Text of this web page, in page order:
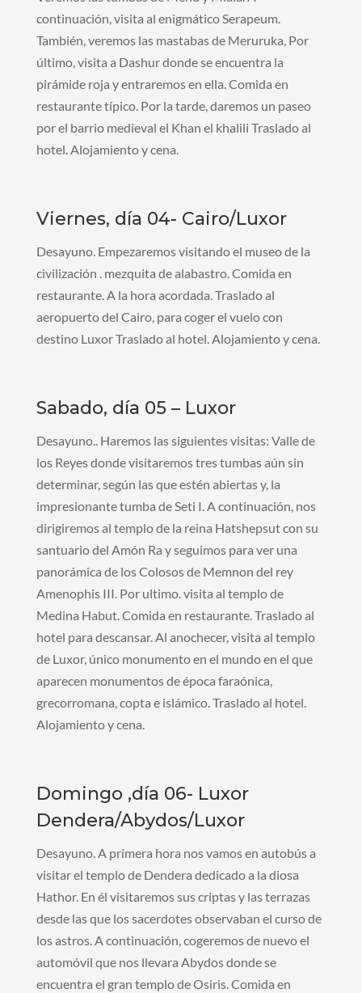
continuación, visita al enigmático Serapeum.
También, veremos las mastabas de Meruruka, Por
último, visita a Dashur donde se encuentra la
pirámide roja y entraremos en ella. Comida en
restaurante típico. Por la tarde, daremos un paseo
por el barrio medieval el Khan el khalili Traslado al
hotel. Alojamiento y cena.
Viernes, día 04- Cairo/Luxor
Desayuno. Empezaremos visitando el museo de la
civilización . mezquita de alabastro. Comida en
restaurante. A la hora acordada. Traslado al
aeropuerto del Cairo, para coger el vuelo con
destino Luxor Traslado al hotel. Alojamiento y cena.
Sabado, día 05 – Luxor
Desayuno.. Haremos las siguientes visitas: Valle de
los Reyes donde visitaremos tres tumbas aún sin
determinar, según las que estén abiertas y, la
impresionante tumba de Seti I. A continuación, nos
dirigiremos al templo de la reina Hatshepsut con su
santuario del Amón Ra y seguimos para ver una
panorámica de los Colosos de Memnon del rey
Amenophis III. Por ultimo. visita al templo de
Medina Habut. Comida en restaurante. Traslado al
hotel para descansar. Al anochecer, visita al templo
de Luxor, único monumento en el mundo en el que
aparecen monumentos de época faraónica,
grecorromana, copta e islámico. Traslado al hotel.
Alojamiento y cena.
Domingo ,día 06- Luxor
Dendera/Abydos/Luxor
Desayuno. A primera hora nos vamos en autobús a
visitar el templo de Dendera dedicado a la diosa
Hathor. En él visitaremos sus criptas y las terrazas
desde las que los sacerdotes observaban el curso de
los astros. A continuación, cogeremos de nuevo el
automóvil que nos llevara Abydos donde se
encuentra el gran templo de Osiris. Comida en